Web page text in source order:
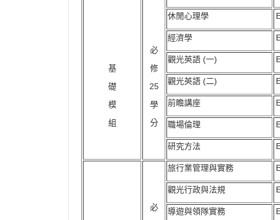
基
礎
模
組
必
修
25
學
分
休閒心理學
經濟學
觀光英語 (一)
觀光英語 (二)
前瞻講座
職場倫理
研究方法
必
旅行業管理與實務
觀光行政與法規
導遊與領隊實務